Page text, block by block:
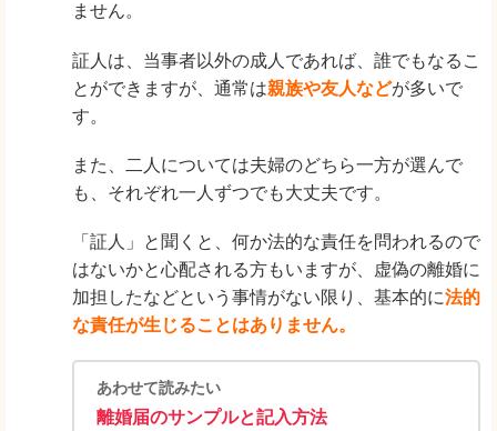
ません。
証人は、当事者以外の成人であれば、誰でもなるこ
とができますが、通常は親族や友人などが多いで
す。
また、二人については夫婦のどちら一方が選んで
も、それぞれ一人ずつでも大丈夫です。
「証人」と聞くと、何か法的な責任を問われるので
はないかと心配される方もいますが、虚偽の離婚に
加担したなどという事情がない限り、基本的に法的
な責任が生じることはありません。
あわせて読みたい
離婚届のサンプルと記入方法